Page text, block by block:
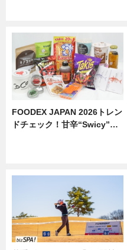
FOODEX JAPAN 2026トレン
ドチェック！甘辛“Swicy”…